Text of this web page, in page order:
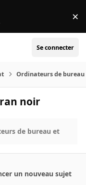
×
Se connecter
Ordinateurs de bureau
noir
de bureau et
un nouveau sujet